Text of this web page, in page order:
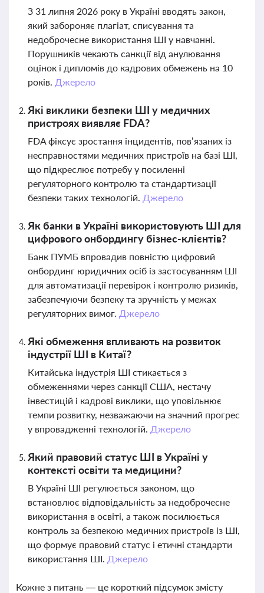
З 31 липня 2026 року в Україні вводять закон,
який забороняє плагіат, списування та
недоброчесне використання ШІ у навчанні.
Порушників чекають санкції від анулювання
оцінок і дипломів до кадрових обмежень на 10
років. Джерело
Які виклики безпеки ШІ у медичних
пристроях виявляє FDA?
FDA фіксує зростання інцидентів, пов’язаних із
несправностями медичних пристроїв на базі ШІ,
що підкреслює потребу у посиленні
регуляторного контролю та стандартизації
безпеки таких технологій. Джерело
Як банки в Україні використовують ШІ для
цифрового онбордингу бізнес-клієнтів?
Банк ПУМБ впровадив повністю цифровий
онбординг юридичних осіб із застосуванням ШІ
для автоматизації перевірок і контролю ризиків,
забезпечуючи безпеку та зручність у межах
регуляторних вимог. Джерело
Які обмеження впливають на розвиток
індустрії ШІ в Китаї?
Китайська індустрія ШІ стикається з
обмеженнями через санкції США, нестачу
інвестицій і кадрові виклики, що уповільнює
темпи розвитку, незважаючи на значний прогрес
у впровадженні технологій. Джерело
Який правовий статус ШІ в Україні у
контексті освіти та медицини?
В Україні ШІ регулюється законом, що
встановлює відповідальність за недоброчесне
використання в освіті, а також посилюється
контроль за безпекою медичних пристроїв із ШІ,
що формує правовий статус і етичні стандарти
використання ШІ. Джерело
Кожне з питань — це короткий підсумок змісту